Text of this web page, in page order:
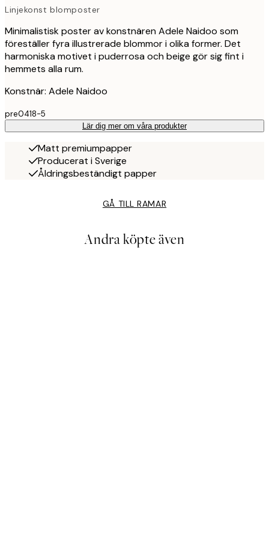
Linjekonst blomposter
Minimalistisk poster av konstnären Adele Naidoo som
föreställer fyra illustrerade blommor i olika former. Det
harmoniska motivet i puderrosa och beige gör sig fint i
hemmets alla rum.
Konstnär: Adele Naidoo
pre0418-5
Lär dig mer om våra produkter
Matt premiumpapper
Producerat i Sverige
Åldringsbeständigt papper
GÅ TILL RAMAR
Andra köpte även